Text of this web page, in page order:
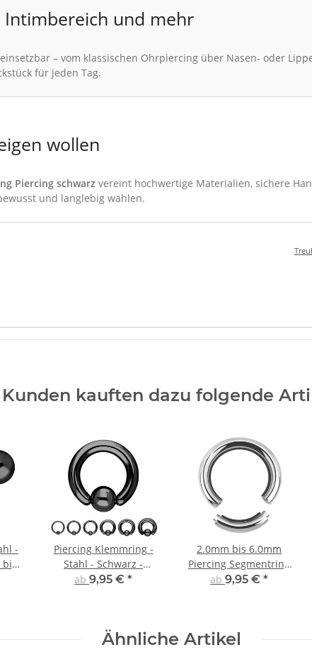
Intimbereich und mehr
– vom klassischen Ohrpiercing über Nasen- oder
für jeden Tag.
wollen
Piercing schwarz vereint hochwertige Materialien, sichere
und langlebig wählen.
Kunden kauften dazu folgende
-
bis
Piercing Klemmring -
Stahl - Schwarz -
2.0mm bis 6.0mm
ab 9,95 € *
2.0mm bis 6.0mm
Piercing Segmentring
in Silber
ab 9,95 € *
Ähnliche Artikel